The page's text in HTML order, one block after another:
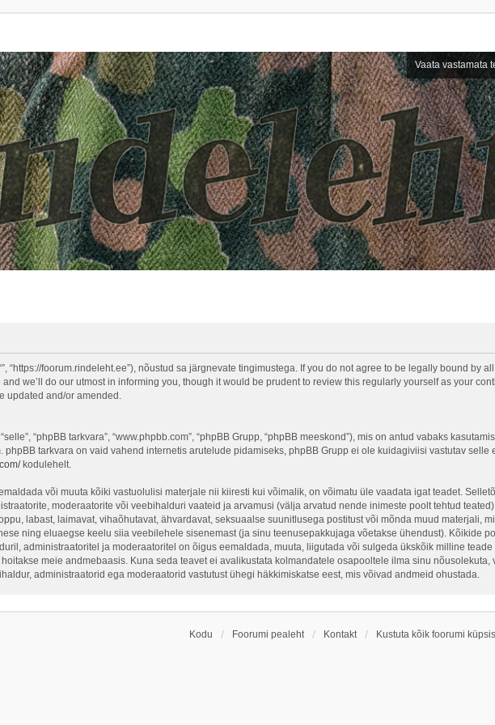
Vaata vastamata
“https://foorum.rindeleht.ee”), nõustud sa järgnevate tingimustega. If you do not agree to be legally bound by
we’ll do our utmost in informing you, though it would be prudent to review this regularly yourself as your
updated and/or amended.
“phpBB tarkvara”, “www.phpbb.com”, “phpBB Grupp, “phpBB meeskond”), mis on antud vabaks
. phpBB tarkvara on vaid vahend internetis arutelude pidamiseks, phpBB Grupp ei ole kuidagiviisi vastutav selle
kodulehelt.
või muuta kõiki vastuolulisi materjale nii kiiresti kui võimalik, on võimatu üle vaadata igat teadet.
moderaatorite või veebihalduri vaateid ja arvamusi (välja arvatud nende inimeste poolt tehtud
labast, laimavat, vihaõhutavat, ähvardavat, seksuaalse suunitlusega postitust või mõnda muud materjali,
ning eluaegse keelu siia veebilehele sisenemast (ja sinu teenusepakkujaga võetakse ühendust). Kõikide
administraatoritel ja moderaatoritel on õigus eemaldada, muuta, liigutada või sulgeda ükskõik milline
meie andmebaasis. Kuna seda teavet ei avalikustata kolmandatele osapooltele ilma sinu nõusolekuta,
administraatorid ega moderaatorid vastutust ühegi häkkimiskatse eest, mis võivad andmeid ohustada.
Kodu Foorumi pealeht Kontakt Kustuta kõik foorumi